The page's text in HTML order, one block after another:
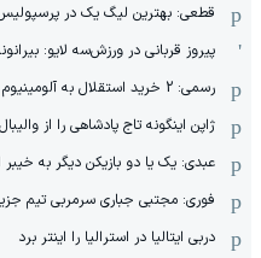
قطعی: بهترین لیگ یک در
پیروز قربانی در ورزش‌سه لایو:
رسمی: 2 خرید استقلال به آلومینیوم رفتند(عکس)
ژاپن اینگونه تاج پادشاهی را از
عبدی: یک یا دو بازیکن دیگر به
فوری: مجتبی جباری سرمربی تیم
دربی ایتالیا در استرالیا را اینتر برد